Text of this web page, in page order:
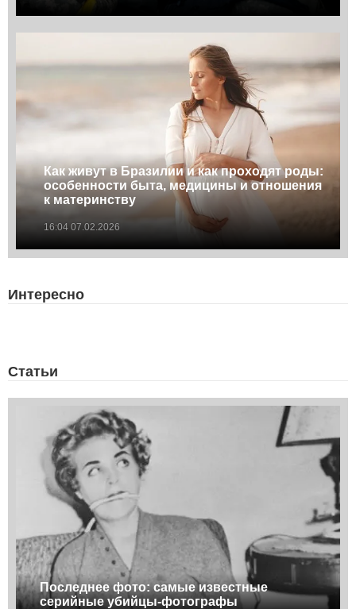
Как живут в Бразилии и как проходят роды:
особенности быта, медицины и отношения
к материнству
16:04 07.02.2026
Интересно
Статьи
Последнее фото: самые известные
серийные убийцы-фотографы